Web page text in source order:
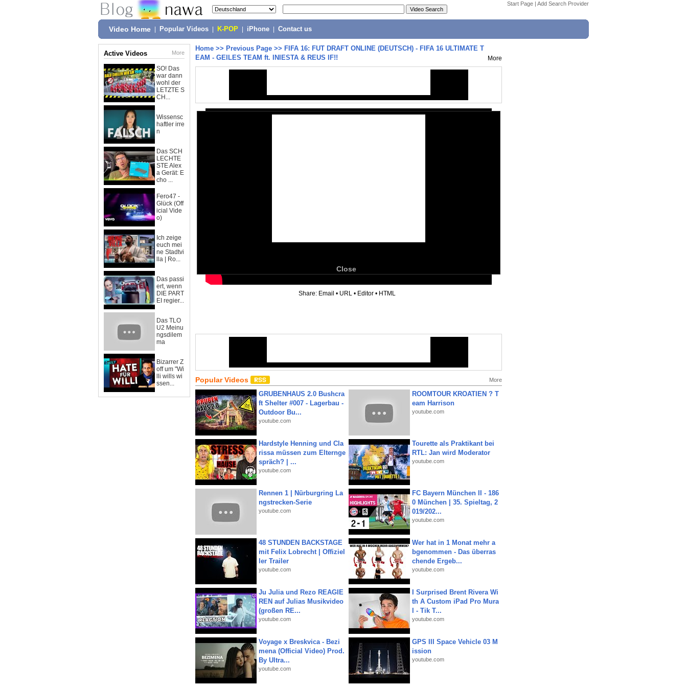
Start Page | Add Search Provider
Video Home Popular Videos K-POP iPhone Contact us
Active Videos More
SO! Das
war dann
wohl der
LETZTE S
CH...
Wissensc
haftler irre
n
Das SCH
LECHTE
STE Alex
a Gerät: E
cho ...
Fero47 -
Glück (Off
icial Vide
o)
Ich zeige
euch mei
ne Stadtvi
lla | Ro...
Das passi
ert, wenn
DIE PART
EI regier...
Das TLO
U2 Meinu
ngsdilem
ma
Bizarrer Z
off um "Wi
lli wills wi
ssen...
Home >> Previous Page >> FIFA 16: FUT DRAFT ONLINE (DEUTSCH) - FIFA 16 ULTIMATE T
EAM - GEILES TEAM ft. INIESTA & REUS IF!!
More
Close
Share: Email • URL • Editor • HTML
Popular Videos More
GRUBENHAUS 2.0 Bushcra
ft Shelter #007 - Lagerbau -
Outdoor Bu...
youtube.com
ROOMTOUR KROATIEN ? T
eam Harrison
youtube.com
Hardstyle Henning und Cla
rissa müssen zum Elternge
spräch? | ...
youtube.com
Tourette als Praktikant bei
RTL: Jan wird Moderator
youtube.com
Rennen 1 | Nürburgring La
ngstrecken-Serie
youtube.com
FC Bayern München II - 186
0 München | 35. Spieltag, 2
019/202...
youtube.com
48 STUNDEN BACKSTAGE
mit Felix Lobrecht | Offiziel
ler Trailer
youtube.com
Wer hat in 1 Monat mehr a
bgenommen - Das überras
chende Ergeb...
youtube.com
Ju Julia und Rezo REAGIE
REN auf Julias Musikvideo
(großen RE...
youtube.com
I Surprised Brent Rivera Wi
th A Custom iPad Pro Mura
l - Tik T...
youtube.com
Voyage x Breskvica - Bezi
mena (Official Video) Prod.
By Ultra...
youtube.com
GPS III Space Vehicle 03 M
ission
youtube.com